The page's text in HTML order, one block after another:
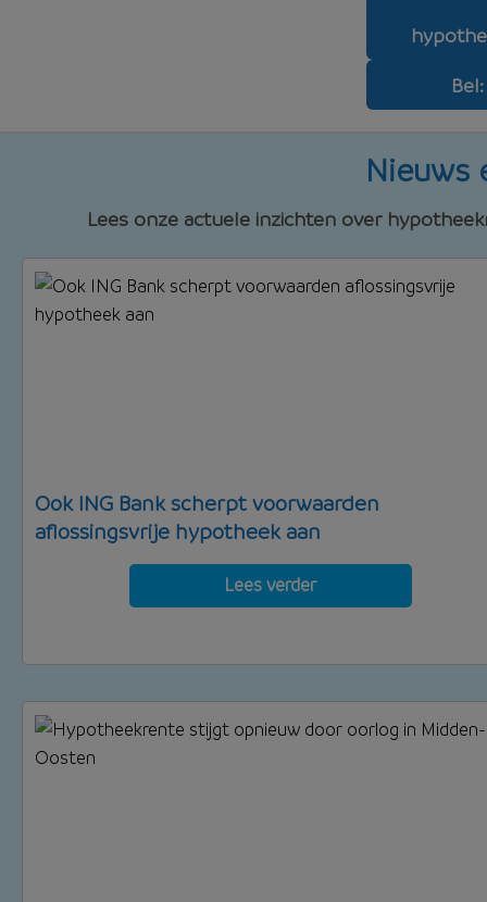
Nieuws
Lees onze actuele inzichten over
Ook ING Bank scherpt voorwaarden
aflossingsvrije hypotheek aan
Lees verder